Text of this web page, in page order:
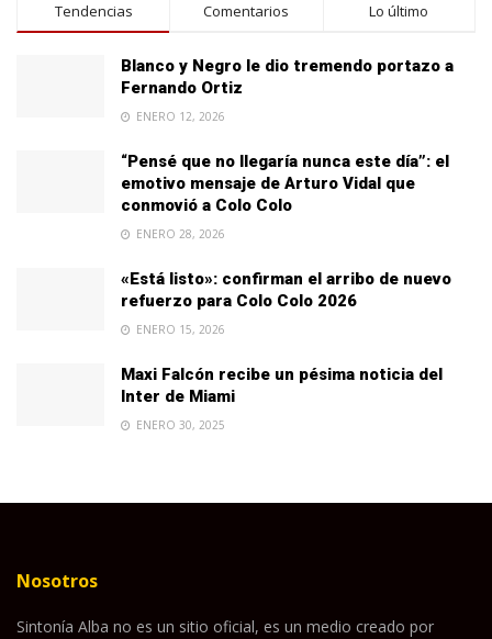
Tendencias Comentarios Lo último
Blanco y Negro le dio tremendo portazo a
Fernando Ortiz
ENERO 12, 2026
“Pensé que no llegaría nunca este día”: el
emotivo mensaje de Arturo Vidal que
conmovió a Colo Colo
ENERO 28, 2026
«Está listo»: confirman el arribo de nuevo
refuerzo para Colo Colo 2026
ENERO 15, 2026
Maxi Falcón recibe un pésima noticia del
Inter de Miami
ENERO 30, 2025
Nosotros
Sintonía Alba no es un sitio oficial, es un medio creado por